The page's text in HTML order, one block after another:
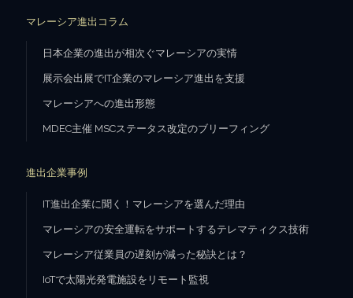
マレーシア進出コラム
日本企業の進出が相次ぐマレーシアの実情
展示会出展でIT企業のマレーシア進出を支援
マレーシアへの進出形態
MDEC主催 MSCステータス改定のブリーフィング
進出企業事例
IT進出企業に聞く！マレーシアを選んだ理由
マレーシアの安全運転をサポートするテレマティクス技術
マレーシア従業員の遅刻が減った秘訣とは？
IoTで太陽光発電施設をリモート監視